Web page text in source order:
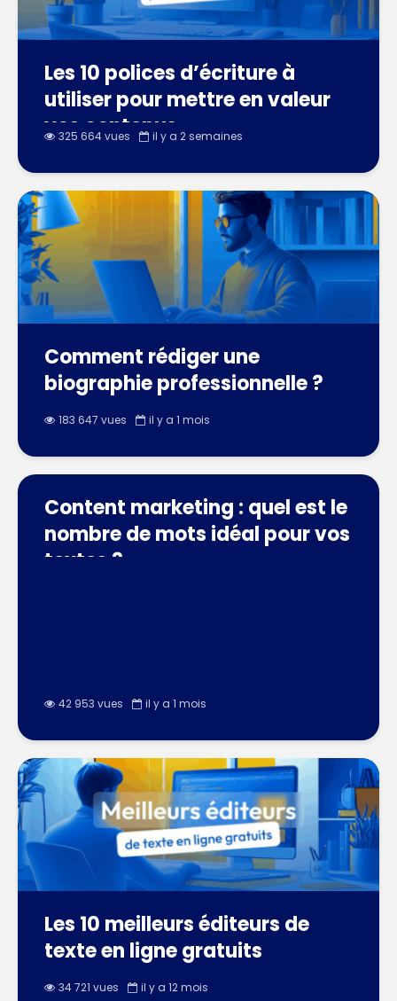
Les 10 polices d’écriture à
utiliser pour mettre en valeur
vos contenus
325 664 vues il y a 2 semaines
Comment rédiger une
biographie professionnelle ?
183 647 vues il y a 1 mois
Content marketing : quel est le
nombre de mots idéal pour vos
textes ?
42 953 vues il y a 1 mois
Les 10 meilleurs éditeurs de
texte en ligne gratuits
34 721 vues il y a 12 mois